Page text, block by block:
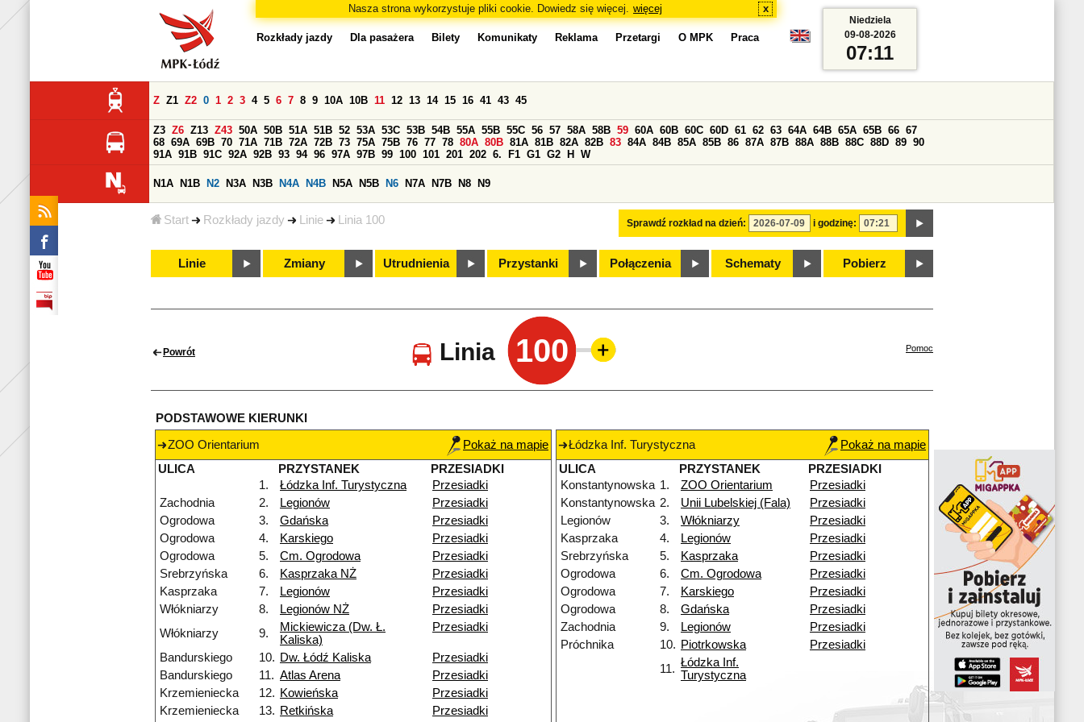
Nasza strona wykorzystuje pliki cookie. Dowiedz się więcej. więcej x
Start Rozkłady jazdy Linie Linia 100
Rozkłady jazdy Dla pasażera Bilety Komunikaty Reklama Przetargi O MPK Praca
Sprawdź rozkład na dzień: i godzinę:
Z Z1 Z2 0 1 2 3 4 5 6 7 8 9 10A 10B 11 12 13 14 15 16 41 43 45
Z3 Z6 Z13 Z43 50A 50B 51A 51B 52 53A 53C 53B 54B 55A 55B 55C 56 57 58A 58B 59 60A 60B 60C 60D 61 62 63 64A 64B 65A 65B 66 67
68 69A 69B 70 71A 71B 72A 72B 73 75A 75B 76 77 78 80A 80B 81A 81B 82A 82B 83 84A 84B 85A 85B 86 87A 87B 88A 88B 88C 88D 89 90
91A 91B 91C 92A 92B 93 94 96 97A 97B 99 100 101 201 202 6. F1 G1 G2 H W
N1A N1B N2 N3A N3B N4A N4B N5A N5B N6 N7A N7B N8 N9
Linie Zmiany Utrudnienia Przystanki Połączenia Schematy Pobierz
Niedziela
09-08-2026
07:11
Powrót Linia 100 Pomoc
PODSTAWOWE KIERUNKI
ZOO Orientarium
Pokaż na mapie
ULICA
PRZYSTANEK
PRZESIADKI
1.
Łódzka Inf. Turystyczna
Przesiadki
Zachodnia
2. Legionów
Przesiadki
Ogrodowa
3. Gdańska
Przesiadki
Ogrodowa
4. Karskiego
Przesiadki
Ogrodowa
5. Cm. Ogrodowa
Przesiadki
Srebrzyńska
6. Kasprzaka NŻ
Przesiadki
Kasprzaka
7. Legionów
Przesiadki
Włókniarzy
8. Legionów NŻ
Przesiadki
Włókniarzy
9.
Mickiewicza (Dw. Ł.
Kaliska)
Przesiadki
Bandurskiego 10. Dw. Łódź Kaliska
Przesiadki
Bandurskiego
11. Atlas Arena
Przesiadki
Krzemieniecka
12. Kowieńska
Przesiadki
Krzemieniecka
13. Retkińska Przesiadki
Łódzka Inf. Turystyczna
Pokaż na mapie
ULICA
PRZYSTANEK
PRZESIADKI
Konstantynowska 1. ZOO Orientarium
Przesiadki
Konstantynowska 2. Unii Lubelskiej (Fala)
Przesiadki
Legionów
3. Włókniarzy
Przesiadki
Kasprzaka
4. Legionów
Przesiadki
Srebrzyńska
5. Kasprzaka
Przesiadki
Ogrodowa
6. Cm. Ogrodowa
Przesiadki
Ogrodowa
7. Karskiego
Przesiadki
Ogrodowa
8. Gdańska
Przesiadki
Zachodnia
9. Legionów
Przesiadki
Próchnika
10. Piotrkowska
Przesiadki
11. Łódzka Inf.
Turystyczna